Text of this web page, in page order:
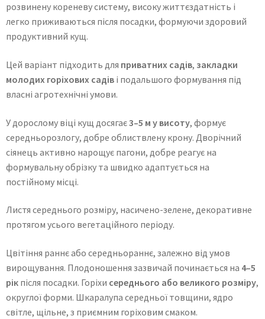
розвинену кореневу систему, високу життєздатність і
легко приживаються після посадки, формуючи здоровий
продуктивний кущ.
Цей варіант підходить для приватних садів, закладки
молодих горіхових садів і подальшого формування під
власні агротехнічні умови.
У дорослому віці кущ досягає3–5 м у висоту, формує
середньорозлогу, добре облиствлену крону. Дворічний
сіянець активно нарощує пагони, добре реагує на
формувальну обрізку та швидко адаптується на
постійному місці.
Листя середнього розміру, насичено-зелене, декоративне
протягом усього вегетаційного періоду.
Цвітіння раннє або середньораннє, залежно від умов
вирощування. Плодоношення зазвичай починається на 4–5
рік після посадки. Горіхи середнього або великого розміру,
округлої форми. Шкаралупа середньої товщини, ядро
світле, щільне, з приємним горіховим смаком.